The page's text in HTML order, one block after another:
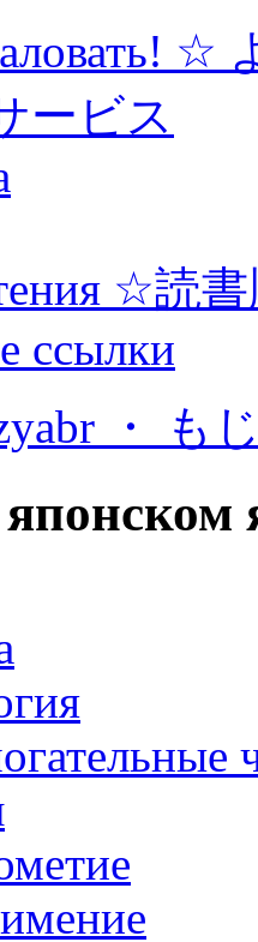
☆
ービス
☆読
ссылки
・ も